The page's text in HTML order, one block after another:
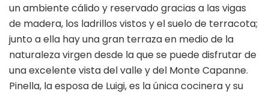
un ambiente cálido y reservado gracias a las vigas
de madera, los ladrillos vistos y el suelo de terracota;
junto a ella hay una gran terraza en medio de la
naturaleza virgen desde la que se puede disfrutar de
una excelente vista del valle y del Monte Capanne.
Pinella, la esposa de Luigi, es la única cocinera y su